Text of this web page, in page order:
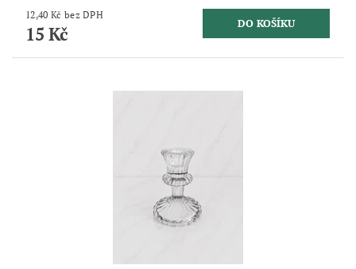
12,40 Kč bez DPH
15 Kč